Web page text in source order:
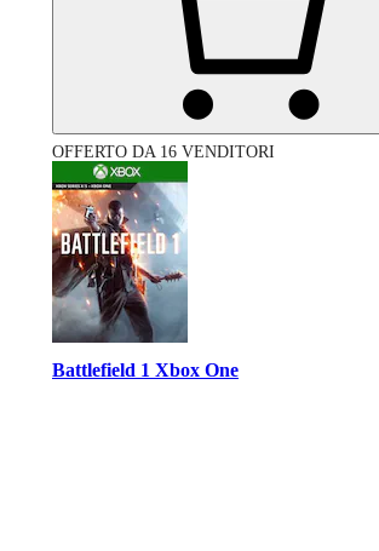
OFFERTO DA 16 VENDITORI
Battlefield 1 Xbox One